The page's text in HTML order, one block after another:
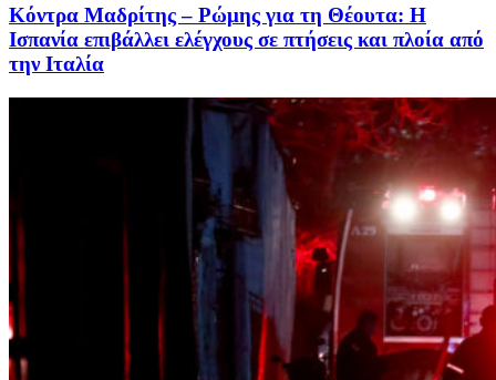
Κόντρα Μαδρίτης – Ρώμης για τη Θέουτα: Η
Ισπανία επιβάλλει ελέγχους σε πτήσεις και πλοία από
την Ιταλία